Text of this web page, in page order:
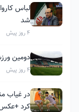
لباس
شد
4 روز پیش
دومین
4 روز پیش
در غیاب
کرد